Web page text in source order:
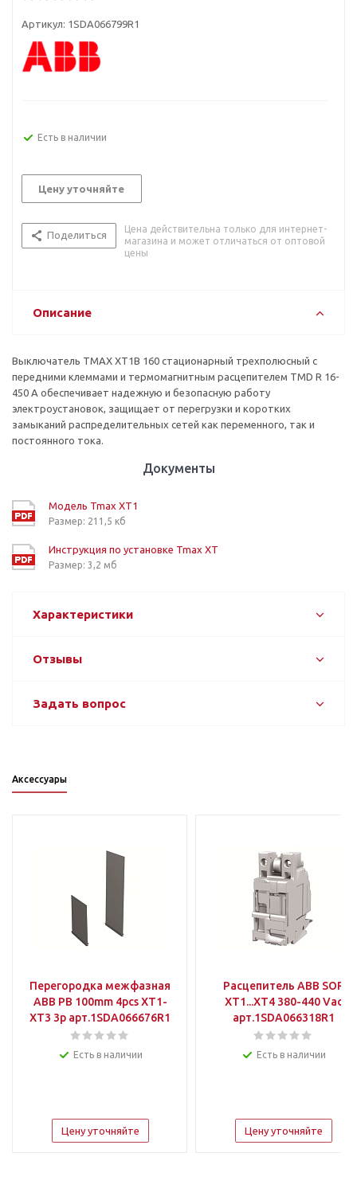
Артикул: 1SDA066799R1
Есть в наличии
Цену уточняйте
Поделиться
Цена действительна только для интернет-
магазина и может отличаться от оптовой
цены
Описание
Выключатель TMAX XT1B 160 стационарный трехполюсный с
передними клеммами и термомагнитным расцепителем TMD R 16-
450 A обеспечивает надежную и безопасную работу
электроустановок, защищает от перегрузки и коротких
замыканий распределительных сетей как переменного, так и
постоянного тока.
Документы
Модель Tmax XT1
Размер: 211,5 кб
Инструкция по установке Tmax ХT
Размер: 3,2 мб
Характеристики
Отзывы
Задать вопрос
Аксессуары
Перегородка межфазная
АВВ PB 100mm 4pcs XT1-
XT3 3p арт.1SDA066676R1
Есть в наличии
Цену уточняйте
Расцепитель АВВ SOR
XT1...XT4 380-440 Vac
арт.1SDA066318R1
Есть в наличии
Цену уточняйте